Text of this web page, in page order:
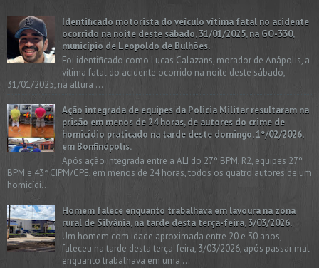
Identificado motorista do veículo vítima fatal no acidente
ocorrido na noite deste sábado, 31/01/2025, na GO-330,
município de Leopoldo de Bulhões.
Foi identificado como Lucas Calazans, morador de Anápolis, a
vítima fatal do acidente ocorrido na noite deste sábado,
31/01/2025, na altura ...
Ação integrada de equipes da Policia Militar resultaram na
prisão em menos de 24 horas, de autores do crime de
homicídio praticado na tarde deste domingo, 1º/02/2026,
em Bonfinópolis.
Após ação integrada entre a ALI do 27º BPM, R2, equipes 27º
BPM e 43ª CIPM/CPE, em menos de 24 horas, todos os quatro autores de um
homicídi...
Homem falece enquanto trabalhava em lavoura na zona
rural de Silvânia, na tarde desta terça-feira, 3/03/2026.
Um homem com idade aproximada entre 20 e 30 anos,
faleceu na tarde desta terça-feira, 3/03/2026, após passar mal
enquanto trabalhava em uma ...